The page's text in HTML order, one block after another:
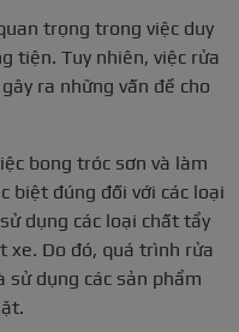
trọng trong việc duy
tiện. Tuy nhiên, việc rửa
ra những vấn đề cho
bong tróc sơn và làm
biệt đúng đối với các loại
dụng các loại chất tẩy
xe. Do đó, quá trình rửa
sử dụng các sản phẩm